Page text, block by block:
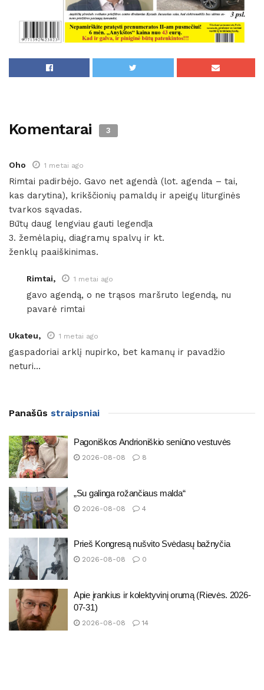
Komentarai 3
Oho 1 metai ago
Rimtai padirbėjo. Gavo net agendà (lot. agenda – tai,
kas darytina), krikščionių pamaldų ir apeigų liturginės
tvarkos sąvadas.
Būtų daug lengviau gauti legend|a
3. žemėlapių, diagramų spalvų ir kt.
ženklų paaiškinimas.
Rimtai, 1 metai ago
gavo agendą, o ne trąsos maršruto legendą, nu
pavarė rimtai
Ukateu, 1 metai ago
gaspadoriai arklį nupirko, bet kamanų ir pavadžio
neturi…
Panašūs straipsniai
Pagoniškos Andrioniškio seniūno vestuvės
2026-08-08 8
„Su galinga rožančiaus malda“
2026-08-08 4
Prieš Kongresą nušvito Svėdasų bažnyčia
2026-08-08 0
Apie įrankius ir kolektyvinį orumą (Rievės. 2026-
07-31)
2026-08-08 14